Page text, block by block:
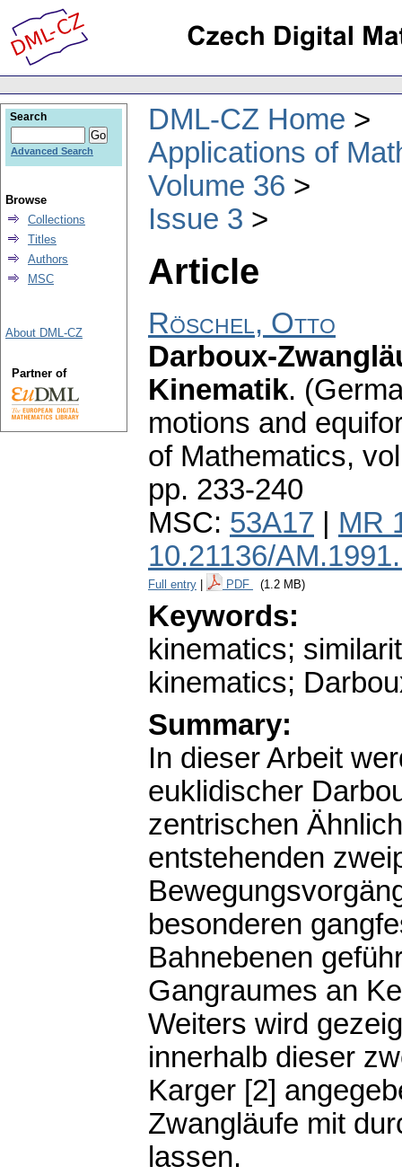
DML-CZ Home
Applications of
Volume 36
Issue 3
Article
Röschel, Otto
Darboux-
Kinematik.
motions and
of Mathematics,
pp. 233-240
MSC: 53A17
MR
10.21136/
Full entry PDF (1.2 MB)
Keywords:
kinematics;
kinematics;
Summary:
In dieser Arbeit
euklidischer
zentrischen
entstehenden
besonderen
Bahnebenen
Gangraumes an
Weiters wird
innerhalb dieser
Karger [2]
Zwangläufe mit
lassen.
Search
Advanced Search
Browse
Collections
Titles
Authors
MSC
About DML-CZ
Partner of